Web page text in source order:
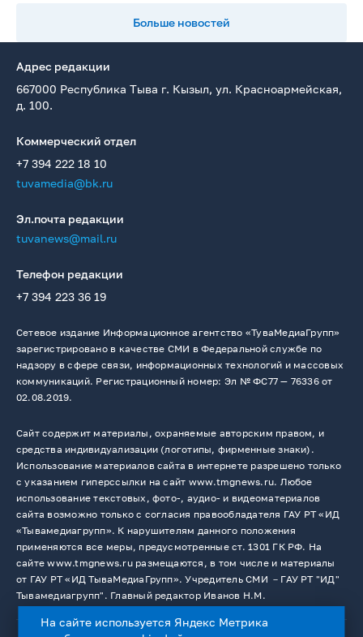
Больше новостей
Адрес редакции
667000 Республика Тыва г. Кызыл, ул. Красноармейская,
д. 100.
Коммерческий отдел
+7 394 222 18 10
tuvamedia@bk.ru
Эл.почта редакции
tuvanews@mail.ru
Телефон редакции
+7 394 223 36 19
Сетевое издание Информационное агентство «ТуваМедиаГрупп»
зарегистрировано в качестве СМИ в Федеральной службе по
надзору в сфере связи, информационных технологий и массовых
коммуникаций. Регистрационный номер: Эл № ФС77 — 76336 от
02.08.2019.
Сайт содержит материалы, охраняемые авторским правом, и
средства индивидуализации (логотипы, фирменные знаки).
Использование материалов сайта в интернете разрешено только
с указанием гиперссылки на сайт www.tmgnews.ru. Любое
использование текстовых, фото-, аудио- и видеоматериалов
сайта возможно только с согласия правообладателя ГАУ РТ «ИД
«Тывамедиагрупп». К нарушителям данного положения
применяются все меры, предусмотренные ст. 1301 ГК РФ. На
сайте www.tmgnews.ru размещаются, в том числе и материалы
от ГАУ РТ «ИД ТываМедиаГрупп». Учредитель СМИ －ГАУ РТ "ИД"
Тывамедиагрупп". Главный редактор Иванов Н.М.
На сайте используется Яндекс Метрика